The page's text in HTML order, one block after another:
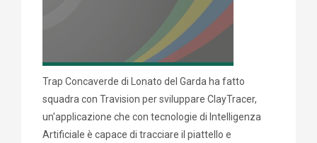
Trap Concaverde di Lonato del Garda ha fatto
squadra con Travision per sviluppare ClayTracer,
un'applicazione che con tecnologie di Intelligenza
Artificiale è capace di tracciare il piattello e